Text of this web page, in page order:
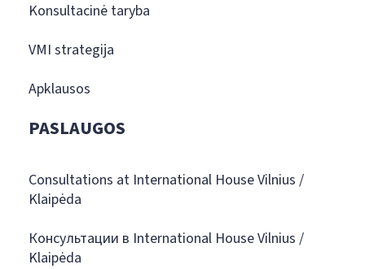
Konsultacinė taryba
VMI strategija
Apklausos
PASLAUGOS
Consultations at International House Vilnius /
Klaipėda
Консультации в International House Vilnius /
Klaipėda